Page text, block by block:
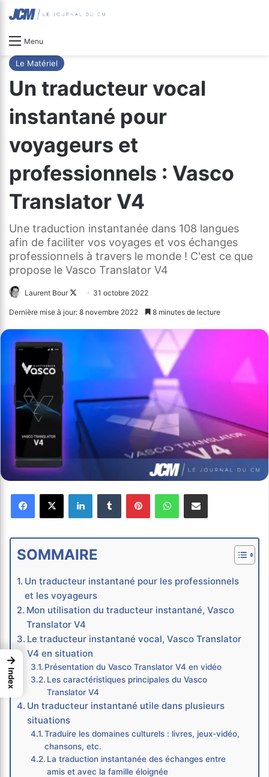
Menu
Le Matériel
Un traducteur vocal
instantané pour
voyageurs et
professionnels : Vasco
Translator V4
Une traduction instantanée dans 108 langues
afin de faciliter vos voyages et vos échanges
professionnels à travers le monde ! C'est ce que
propose le Vasco Translator V4
Laurent Bour
Follow31 octobre 2022
Dernière mise à jour: 8 novembre 2022 8 minutes de lecture
SOMMAIRE
Un traducteur instantané pour les professionnels
et les voyageurs
Mon utilisation du traducteur instantané, Vasco
Translator V4
Le traducteur instantané vocal, Vasco Translator
V4 en situation
Présentation du Vasco Translator V4 en vidéo
Les caractéristiques principales du Vasco
Translator V4
Un traducteur instantané utile dans plusieurs
situations
Traduire les domaines culturels : livres, jeux-vidéo,
chansons, etc.
La traduction instantanée des échanges entre
amis et avec la famille éloignée
→
Index